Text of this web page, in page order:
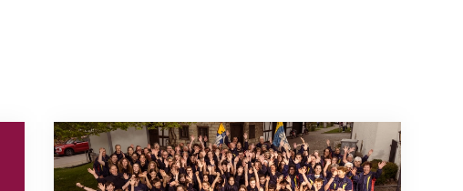
Wenn Mitmachen selbstverständlich ist